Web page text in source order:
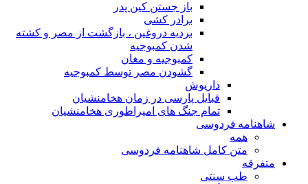
باز جستن کین پدر
برادر کشی
بردیه دروغین ، بازگشت از مصر و کشته
شدن کمبوجیه
کمبوجیه و مغان
گشودن مصر توسط کمبوجیه
داریوش
قبایل پارسی در زمان هخامنشیان
تمام جنگ های امپراطوری هخامنشیان
شاهنامه فردوسی
همه
متن کامل شاهنامه فردوسی
متفرقه
طب سنتی